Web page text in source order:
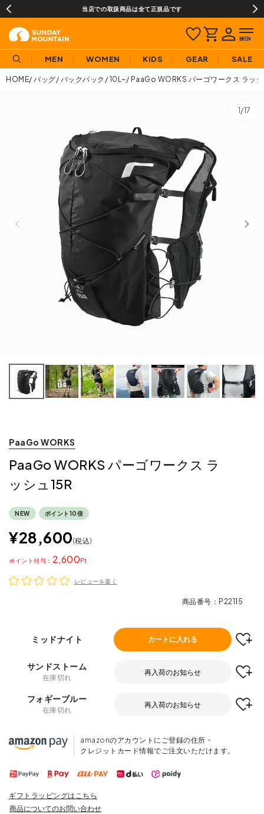
当店での取扱商品は全て正規品です
MEN WOMEN KIDS GEAR SALE
HOME バッグ バックパック 10L~ PaaGo WORKS パーゴワークス ラッ
1/17
PaaGo WORKS
PaaGo WORKS パーゴワークス ラ
ッシュ15R
NEW ポイント10倍
¥28,600 税込
2,600
ポイント
レビューを書く
商品番号 P22115
ミッドナイト カートに入れる
サンドストーム
在庫切れ
再入荷のお知らせ
フォギーブルー
在庫切れ
再入荷のお知らせ
amazonのアカウントにご登録の住所・
クレジットカード情報でご注文いただけます。
ギフトラッピングはこちら
商品についてのお問い合わせ